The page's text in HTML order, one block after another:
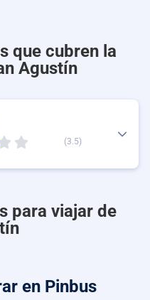
que cubren la
Agustín
(3.5)
para viajar de
en Pinbus